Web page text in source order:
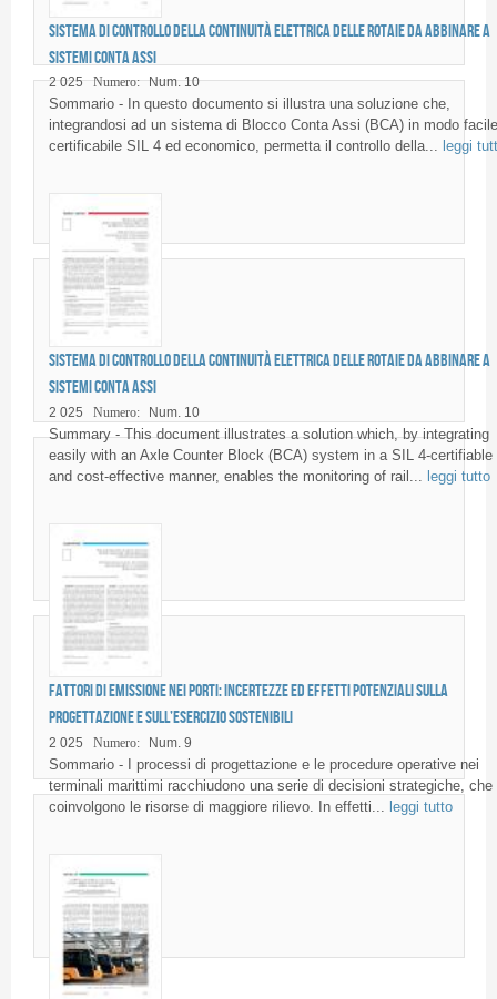
Sistema di controllo della continuità elettrica delle rotaie da abbinare a
sistemi conta assi
2 025 Numero: Num. 10
Sommario - In questo documento si illustra una soluzione che,
integrandosi ad un sistema di Blocco Conta Assi (BCA) in modo
certificabile SIL 4 ed economico, permetta il controllo della... leggi
Sistema di controllo della continuità elettrica delle rotaie da abbinare a
sistemi conta assi
2 025 Numero: Num. 10
Summary - This document illustrates a solution which, by integrating
easily with an Axle Counter Block (BCA) system in a SIL 4-certifiable
and cost-effective manner, enables the monitoring of rail... leggi tutto
Fattori di emissione nei porti: incertezze ed effetti potenziali sulla
progettazione e sull’esercizio sostenibili
2 025 Numero: Num. 9
Sommario - I processi di progettazione e le procedure operative nei
terminali marittimi racchiudono una serie di decisioni strategiche, che
coinvolgono le risorse di maggiore rilievo. In effetti...
leggi tutto